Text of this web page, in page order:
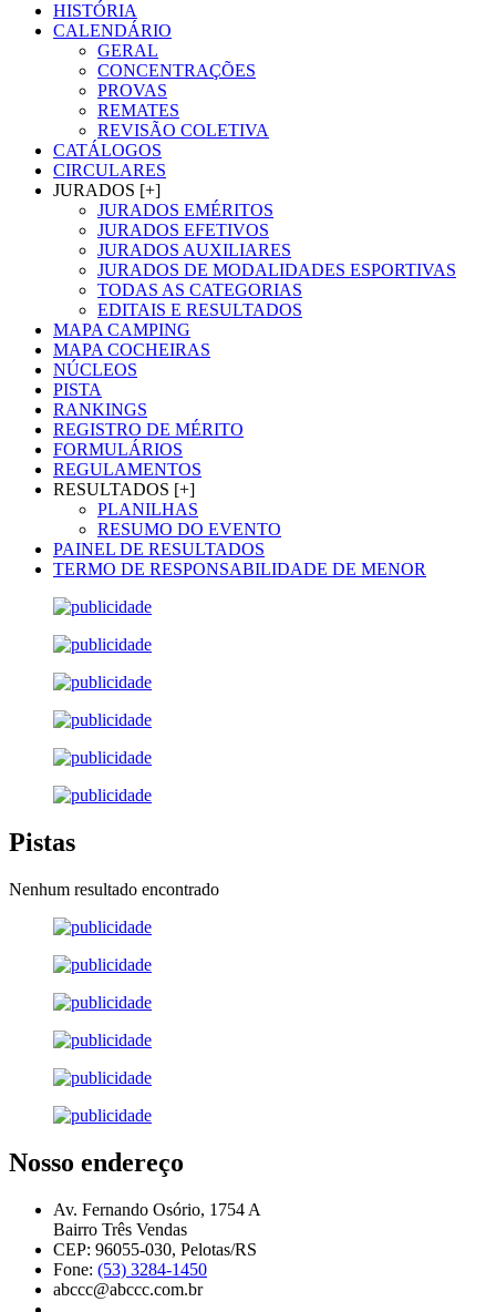
HISTÓRIA
CALENDÁRIO
GERAL
CONCENTRAÇÕES
PROVAS
REMATES
REVISÃO COLETIVA
CATÁLOGOS
CIRCULARES
JURADOS [+]
JURADOS EMÉRITOS
JURADOS EFETIVOS
JURADOS AUXILIARES
JURADOS DE MODALIDADES ESPORTIVAS
TODAS AS CATEGORIAS
EDITAIS E RESULTADOS
MAPA CAMPING
MAPA COCHEIRAS
NÚCLEOS
PISTA
RANKINGS
REGISTRO DE MÉRITO
FORMULÁRIOS
REGULAMENTOS
RESULTADOS [+]
PLANILHAS
RESUMO DO EVENTO
PAINEL DE RESULTADOS
TERMO DE RESPONSABILIDADE DE MENOR
Pistas
Nenhum resultado encontrado
Nosso endereço
Av. Fernando Osório, 1754 A
Bairro Três Vendas
CEP: 96055-030, Pelotas/RS
Fone: (53) 3284-1450
abccc@abccc.com.br